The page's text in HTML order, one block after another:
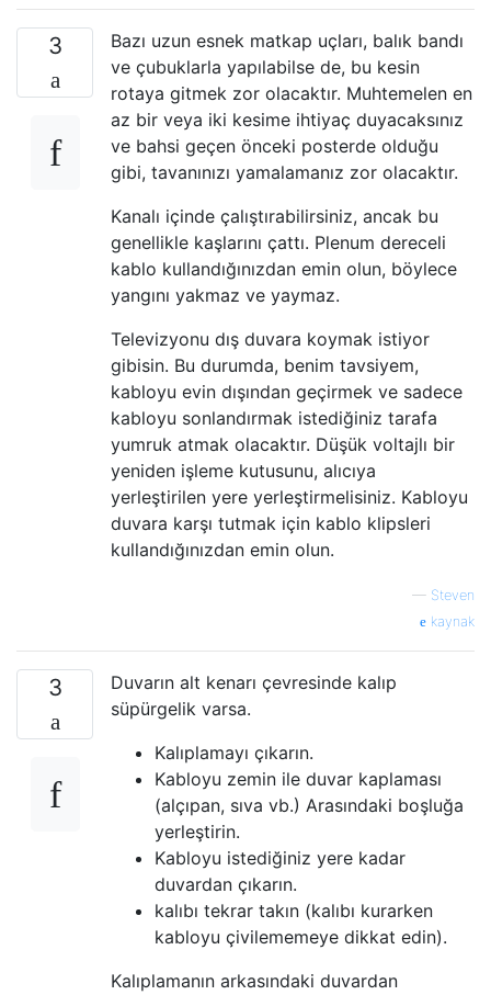
3
Bazı uzun esnek matkap uçları, balık bandı
ve çubuklarla yapılabilse de, bu kesin
rotaya gitmek zor olacaktır. Muhtemelen en
az bir veya iki kesime ihtiyaç duyacaksınız
ve bahsi geçen önceki posterde olduğu
gibi, tavanınızı yamalamanız zor olacaktır.
Kanalı içinde çalıştırabilirsiniz, ancak bu
genellikle kaşlarını çattı. Plenum dereceli
kablo kullandığınızdan emin olun, böylece
yangını yakmaz ve yaymaz.
Televizyonu dış duvara koymak istiyor
gibisin. Bu durumda, benim tavsiyem,
kabloyu evin dışından geçirmek ve sadece
kabloyu sonlandırmak istediğiniz tarafa
yumruk atmak olacaktır. Düşük voltajlı bir
yeniden işleme kutusunu, alıcıya
yerleştirilen yere yerleştirmelisiniz. Kabloyu
duvara karşı tutmak için kablo klipsleri
kullandığınızdan emin olun.
— Steven
kaynak
3
Duvarın alt kenarı çevresinde kalıp
süpürgelik varsa.
Kalıplamayı çıkarın.
Kabloyu zemin ile duvar kaplaması
(alçıpan, sıva vb.) Arasındaki boşluğa
yerleştirin.
Kabloyu istediğiniz yere kadar
duvardan çıkarın.
kalıbı tekrar takın (kalıbı kurarken
kabloyu çivilememeye dikkat edin).
Kalıplamanın arkasındaki duvardan